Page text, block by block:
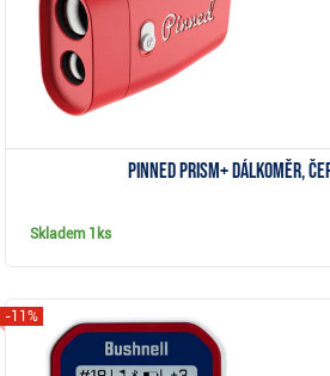
Pinned Prism+ dálkoměr,
Skladem 1ks
-11%